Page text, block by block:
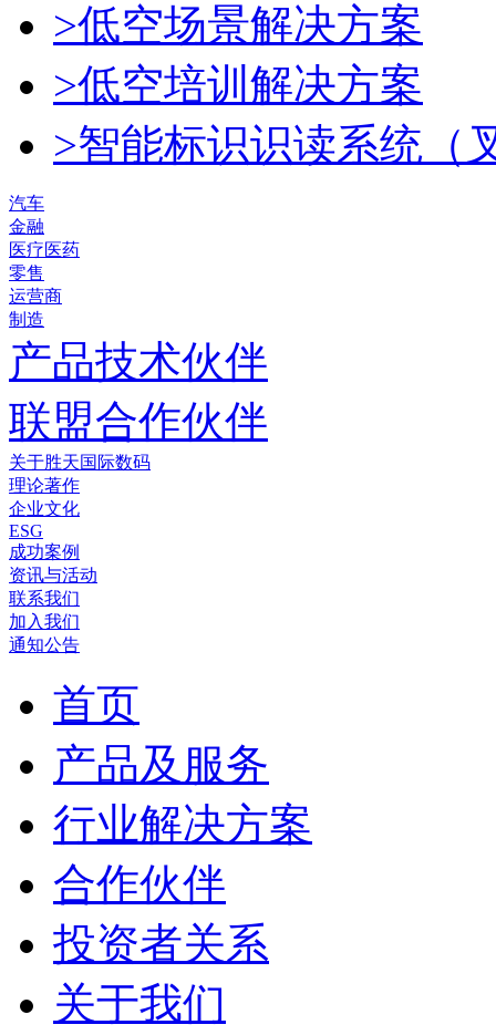
>低空场景解决方案
>低空培训解决方案
>智能标识识读系统（
汽车
金融
医疗医药
零售
运营商
制造
产品技术伙伴
联盟合作伙伴
关于胜天国际数码
理论著作
企业文化
ESG
成功案例
资讯与活动
联系我们
加入我们
通知公告
首页
产品及服务
行业解决方案
合作伙伴
投资者关系
关于我们